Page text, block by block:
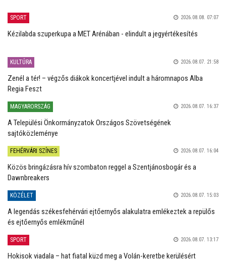
SPORT 2026.08.08. 07:07
Kézilabda szuperkupa a MET Arénában - elindult a jegyértékesítés
KULTÚRA 2026.08.07. 21:58
Zenél a tér! – végzős diákok koncertjével indult a háromnapos Alba
Regia Feszt
MAGYARORSZÁG 2026.08.07. 16:37
A Települési Önkormányzatok Országos Szövetségének
sajtóközleménye
FEHÉRVÁRI SZÍNES 2026.08.07. 16:04
Közös bringázásra hív szombaton reggel a Szentjánosbogár és a
Dawnbreakers
KÖZÉLET 2026.08.07. 15:03
A legendás székesfehérvári ejtőernyős alakulatra emlékeztek a repülős
és ejtőernyős emlékműnél
SPORT 2026.08.07. 13:17
Hokisok viadala – hat fiatal küzd meg a Volán-keretbe kerülésért